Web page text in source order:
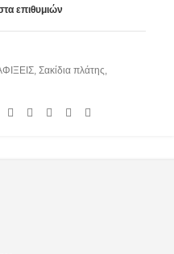
επιθυμιών
, Σακίδια πλάτης,